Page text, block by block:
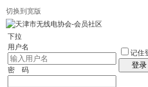
切换到宽版
下拉
用户名
密 码
记住
登录